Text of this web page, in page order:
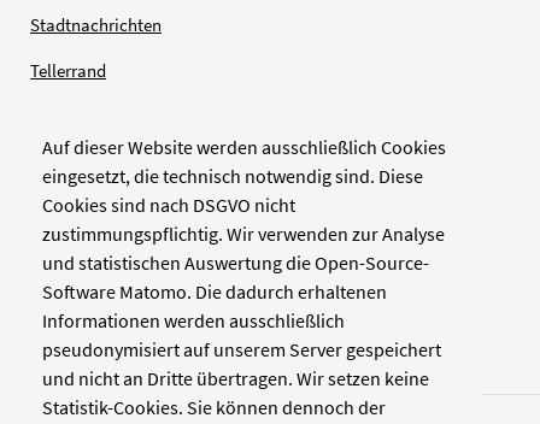
Auf dieser Website werden ausschließlich Cookies
eingesetzt, die technisch notwendig sind. Diese
Cookies sind nach DSGVO nicht
zustimmungspflichtig. Wir verwenden zur Analyse
und statistischen Auswertung die Open-Source-
Software Matomo. Die dadurch erhaltenen
Informationen werden ausschließlich
pseudonymisiert auf unserem Server gespeichert
und nicht an Dritte übertragen. Wir setzen keine
Statistik-Cookies. Sie können dennoch der
Stadtnachrichten
Tellerrand
Verlag
Zellwerk GmbH & Co KG
Pinienstraße 2
40233 Düsseldorf
www.zellwerk.com